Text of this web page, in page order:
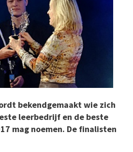
bekendgemaakt wie zich
leerbedrijf en de beste
mag noemen. De finalisten